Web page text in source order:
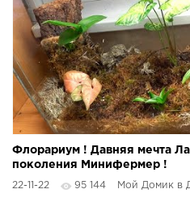
Флорариум ! Давняя мечта
поколения Минифермер !
22-11-22 95 144 Мой Домик в